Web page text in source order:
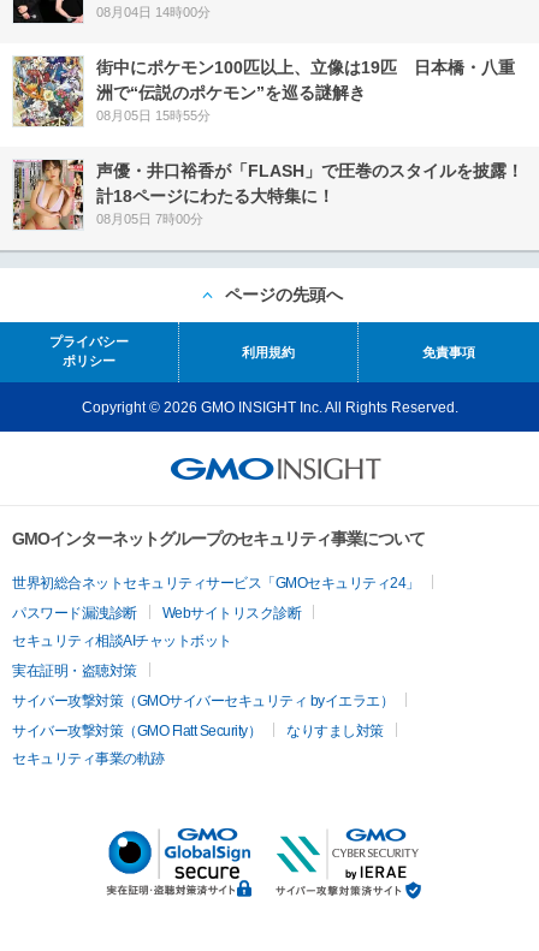
08月04日 14時00分
街中にポケモン100匹以上、立像は19匹 日本橋・八重
洲で“伝説のポケモン”を巡る謎解き
08月05日 15時55分
声優・井口裕香が「FLASH」で圧巻のスタイルを披露！
計18ページにわたる大特集に！
08月05日 7時00分
ページの先頭へ
プライバシー
ポリシー
利用規約 免責事項
Copyright © 2026 GMO INSIGHT Inc. All Rights Reserved.
GMOインターネットグループのセキュリティ事業について
世界初総合ネットセキュリティサービス「GMOセキュリティ24」
パスワード漏洩診断
Webサイトリスク診断
セキュリティ相談AIチャットボット
実在証明・盗聴対策
サイバー攻撃対策（GMOサイバーセキュリティ byイエラエ）
サイバー攻撃対策（GMO Flatt Security）
なりすまし対策
セキュリティ事業の軌跡